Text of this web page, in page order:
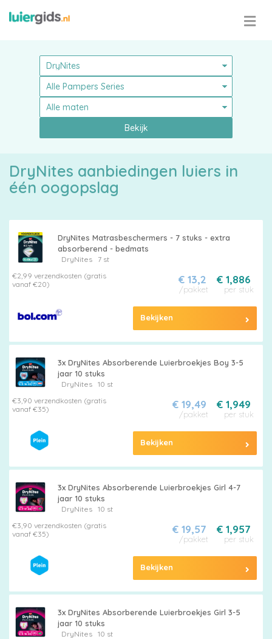
Pampers
Alle
luiers
Luierbroekjes
Billendoekjes
Maten
&
Series
Merken
vergelijken
Bekijk
DryNites aanbiedingen luiers in
één oogopslag
DryNites Matrasbeschermers - 7 stuks - extra
absorberend - bedmats
DryNites
7 st
€2,99 verzendkosten (gratis
vanaf €20)
€ 1,886
per stuk
€ 13,2
/pakket
Bekijken
3x DryNites Absorberende Luierbroekjes Boy 3-5
jaar 10 stuks
DryNites
10 st
€3,90 verzendkosten (gratis
vanaf €35)
€ 1,949
per stuk
€ 19,49
/pakket
Bekijken
3x DryNites Absorberende Luierbroekjes Girl 4-7
jaar 10 stuks
DryNites
10 st
€3,90 verzendkosten (gratis
vanaf €35)
€ 1,957
per stuk
€ 19,57
/pakket
Bekijken
3x DryNites Absorberende Luierbroekjes Girl 3-5
jaar 10 stuks
DryNites
10 st